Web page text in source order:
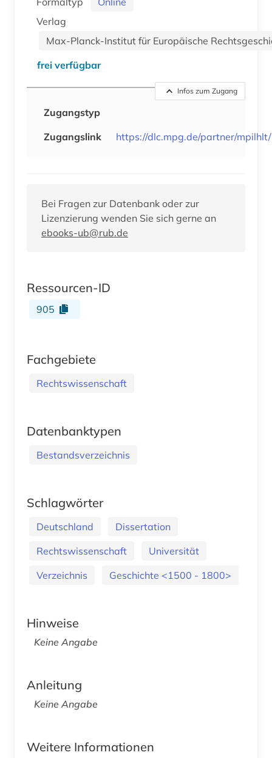
Verlag
Max-Planck-Institut für Europäische
frei verfügbar
Infos zum Zugang
Zugangstyp
Zugangslink
https://dlc.mpg.de/partner/mpilhlt/
Bei Fragen zur Datenbank oder zur
Lizenzierung wenden Sie sich gerne an
ebooks-ub@rub.de
Ressourcen-ID
905
Fachgebiete
Rechtswissenschaft
Datenbanktypen
Bestandsverzeichnis
Schlagwörter
Deutschland
Dissertation
Rechtswissenschaft
Universität
Verzeichnis
Geschichte <1500 - 1800>
Hinweise
Keine Angabe
Anleitung
Keine Angabe
Weitere Informationen